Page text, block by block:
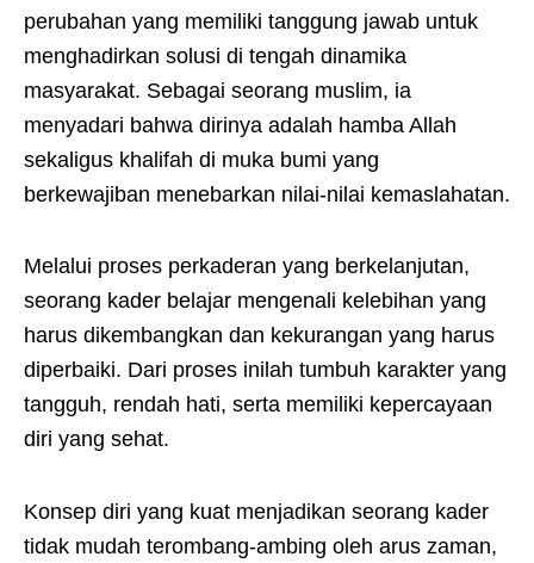
perubahan yang memiliki tanggung jawab untuk
menghadirkan solusi di tengah dinamika
masyarakat. Sebagai seorang muslim, ia
menyadari bahwa dirinya adalah hamba Allah
sekaligus khalifah di muka bumi yang
berkewajiban menebarkan nilai-nilai kemaslahatan.
Melalui proses perkaderan yang berkelanjutan,
seorang kader belajar mengenali kelebihan yang
harus dikembangkan dan kekurangan yang harus
diperbaiki. Dari proses inilah tumbuh karakter yang
tangguh, rendah hati, serta memiliki kepercayaan
diri yang sehat.
Konsep diri yang kuat menjadikan seorang kader
tidak mudah terombang-ambing oleh arus zaman,